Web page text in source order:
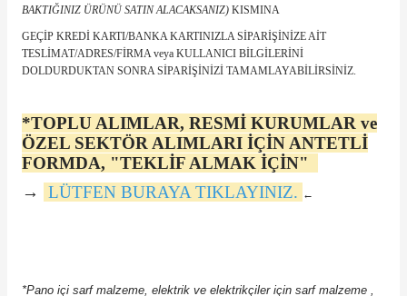
Pako Şalterler
BAKTIĞINIZ ÜRÜNÜ SATIN ALACAKSANIZ) KISMINA
GEÇİP KREDİ KARTI/BANKA KARTINIZLA SİPARİŞİNİZE AİT
TESLİMAT/ADRES/FİRMA veya KULLANICI BİLGİLERİNİ
DOLDURDUKTAN SONRA SİPARİŞİNİZİ TAMAMLAYABİLİRSİNİZ.
*TOPLU ALIMLAR, RESMİ KURUMLAR ve
ÖZEL SEKTÖR ALIMLARI İÇİN ANTETLİ
FORMDA, "TEKLİF ALMAK İÇİN"
→
LÜTFEN BURAYA TIKLAYINIZ. ←
*Pano içi sarf malzeme, elektrik ve elektrikçiler için sarf malzeme ,